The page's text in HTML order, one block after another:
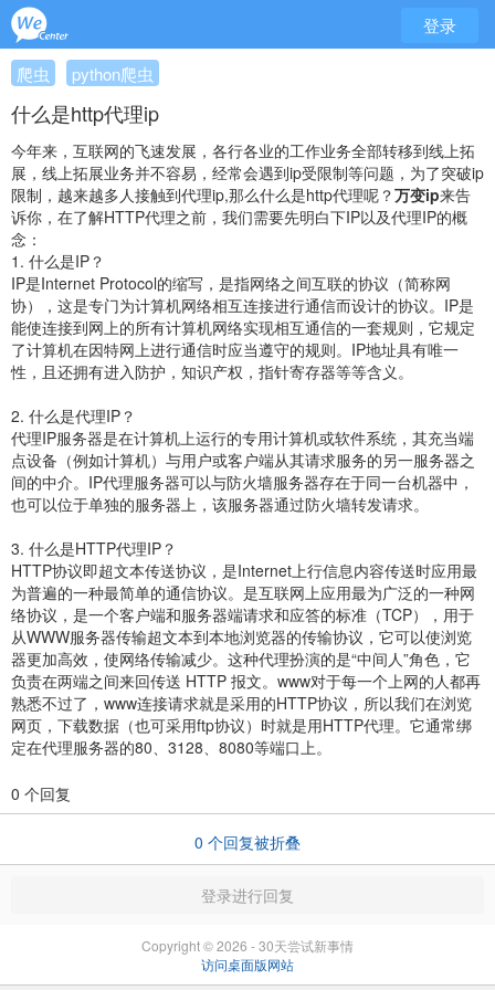
登录
爬虫 python爬虫
什么是http代理ip
今年来，互联网的飞速发展，各行各业的工作业务全部转移到线上拓
展，线上拓展业务并不容易，经常会遇到ip受限制等问题，为了突破ip
限制，越来越多人接触到代理ip,那么什么是http代理呢？万变ip来告
诉你，在了解HTTP代理之前，我们需要先明白下IP以及代理IP的概
念：
1. 什么是IP？
IP是Internet Protocol的缩写，是指网络之间互联的协议（简称网
协），这是专门为计算机网络相互连接进行通信而设计的协议。IP是
能使连接到网上的所有计算机网络实现相互通信的一套规则，它规定
了计算机在因特网上进行通信时应当遵守的规则。IP地址具有唯一
性，且还拥有进入防护，知识产权，指针寄存器等等含义。
2. 什么是代理IP？
代理IP服务器是在计算机上运行的专用计算机或软件系统，其充当端
点设备（例如计算机）与用户或客户端从其请求服务的另一服务器之
间的中介。IP代理服务器可以与防火墙服务器存在于同一台机器中，
也可以位于单独的服务器上，该服务器通过防火墙转发请求。
3. 什么是HTTP代理IP？
HTTP协议即超文本传送协议，是Internet上行信息内容传送时应用最
为普遍的一种最简单的通信协议。是互联网上应用最为广泛的一种网
络协议，是一个客户端和服务器端请求和应答的标准（TCP），用于
从WWW服务器传输超文本到本地浏览器的传输协议，它可以使浏览
器更加高效，使网络传输减少。这种代理扮演的是“中间人”角色，它
负责在两端之间来回传送 HTTP 报文。www对于每一个上网的人都再
熟悉不过了，www连接请求就是采用的HTTP协议，所以我们在浏览
网页，下载数据（也可采用ftp协议）时就是用HTTP代理。它通常绑
定在代理服务器的80、3128、8080等端口上。
0 个回复
0 个回复被折叠
登录进行回复
Copyright © 2026 - 30天尝试新事情
访问桌面版网站